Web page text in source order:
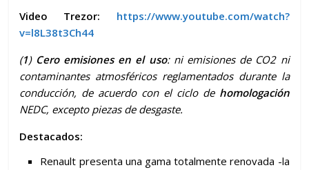
Video Trezor: https://www.youtube.com/watch?
v=l8L38t3Ch44
(1) Cero emisiones en el uso: ni emisiones de CO2 ni
contaminantes atmosféricos reglamentados durante la
conducción, de acuerdo con el ciclo dehomologación
NEDC, excepto piezas de desgaste.
Destacados:
Renault presenta una gama totalmente renovada -la